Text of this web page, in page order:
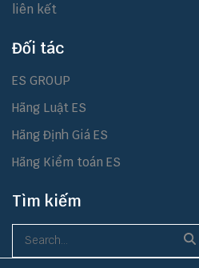
liên kết
Đối tác
ES GROUP
Hãng Luật ES
Hãng Định Giá ES
Hãng Kiểm toán ES
Tìm kiếm